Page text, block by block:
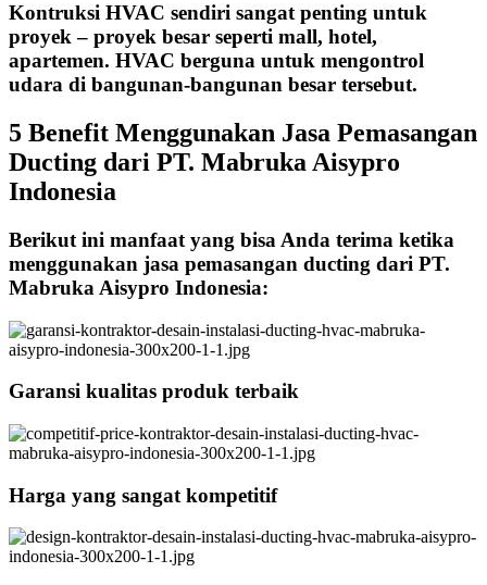
Kontruksi HVAC sendiri sangat penting untuk
proyek – proyek besar seperti mall, hotel,
apartemen. HVAC berguna untuk mengontrol
udara di bangunan-bangunan besar tersebut.
5 Benefit Menggunakan Jasa Pemasangan
Ducting dari PT. Mabruka Aisypro
Indonesia
Berikut ini manfaat yang bisa Anda terima ketika
menggunakan jasa pemasangan ducting dari PT.
Mabruka Aisypro Indonesia:
Garansi kualitas produk terbaik
Harga yang sangat kompetitif